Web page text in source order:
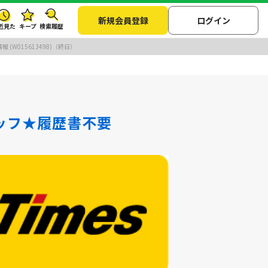
見た キープ 検索履歴 新規会員登録 ログイン
(W015613498)（終日）
フ★履歴書不要